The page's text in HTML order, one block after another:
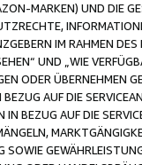
MARKEN) UND DIE
IM RAHMEN
UND „WIE
ODER ÜBERNEHMEN
AUF DIE
IN BEZUG AUF DIE